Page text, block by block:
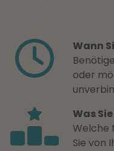
Wann
oder
Was
Welche
Sie von